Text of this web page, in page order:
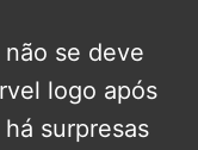
se deve
logo após
surpresas